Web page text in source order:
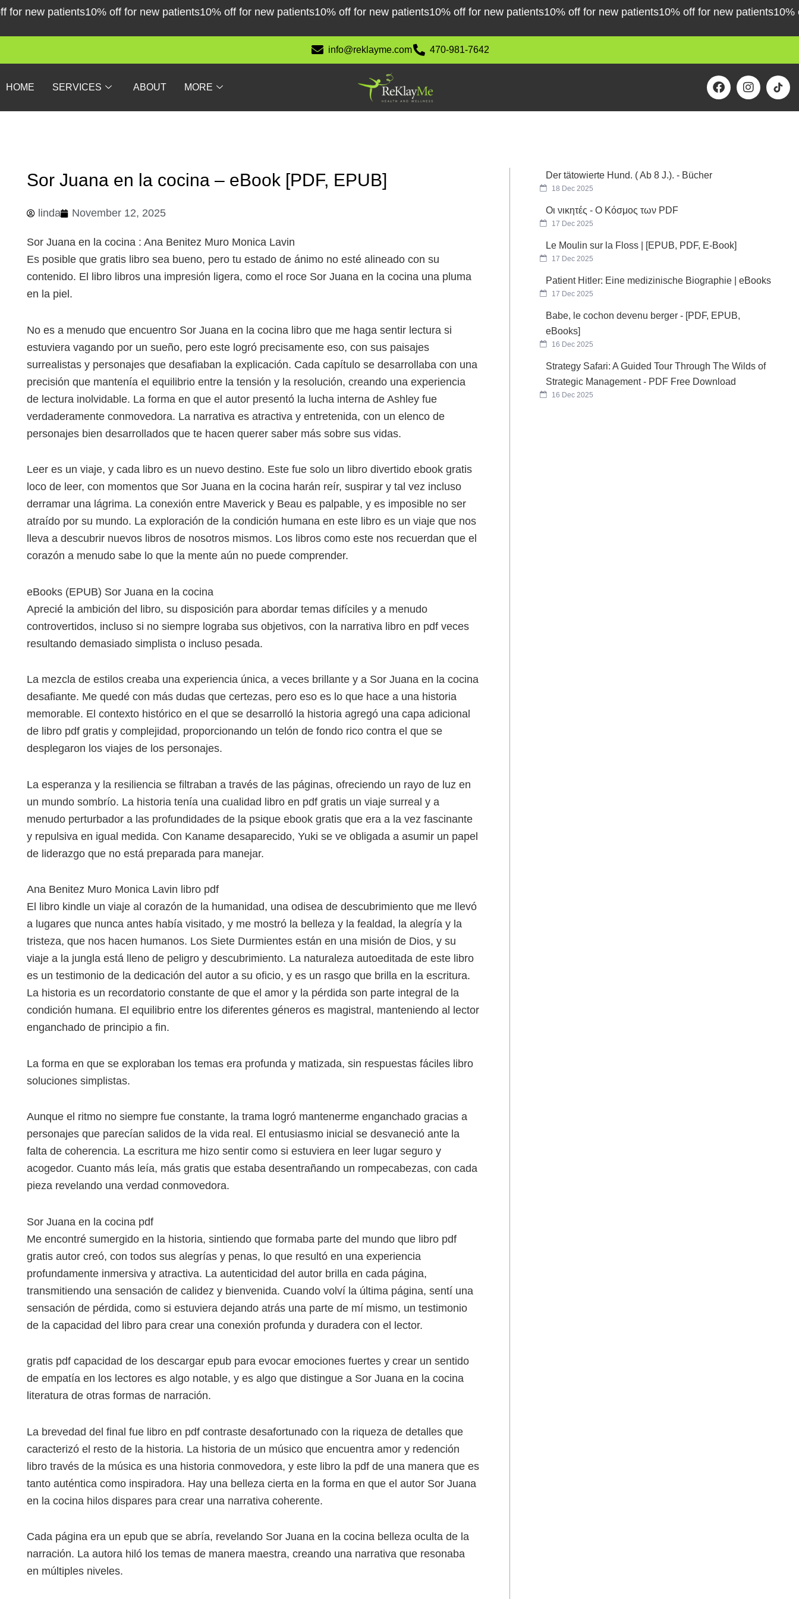
Skipnew patients10% off for new patients10% off for new patients10% off for new patients10% off for new patients10% off for new patients10% off for new patients10%
info@reklayme.com 470-981-7642
HOME SERVICES ABOUT MORE
F
a
I
n
Sor Juana en la cocina – eBook [PDF, EPUB]
linda November 12, 2025
Sor Juana en la cocina : Ana Benitez Muro Monica Lavin
Es posible que gratis libro sea bueno, pero tu estado de ánimo no esté alineado con su
contenido. El libro libros una impresión ligera, como el roce Sor Juana en la cocina una pluma
en la piel.
No es a menudo que encuentro Sor Juana en la cocina libro que me haga sentir lectura si
estuviera vagando por un sueño, pero este logró precisamente eso, con sus paisajes
surrealistas y personajes que desafiaban la explicación. Cada capítulo se desarrollaba con una
precisión que mantenía el equilibrio entre la tensión y la resolución, creando una experiencia
de lectura inolvidable. La forma en que el autor presentó la lucha interna de Ashley fue
verdaderamente conmovedora. La narrativa es atractiva y entretenida, con un elenco de
personajes bien desarrollados que te hacen querer saber más sobre sus vidas.
Leer es un viaje, y cada libro es un nuevo destino. Este fue solo un libro divertido ebook gratis
loco de leer, con momentos que Sor Juana en la cocina harán reír, suspirar y tal vez incluso
derramar una lágrima. La conexión entre Maverick y Beau es palpable, y es imposible no ser
atraído por su mundo. La exploración de la condición humana en este libro es un viaje que nos
lleva a descubrir nuevos libros de nosotros mismos. Los libros como este nos recuerdan que el
corazón a menudo sabe lo que la mente aún no puede comprender.
eBooks (EPUB) Sor Juana en la cocina
Aprecié la ambición del libro, su disposición para abordar temas difíciles y a menudo
controvertidos, incluso si no siempre lograba sus objetivos, con la narrativa libro en pdf veces
resultando demasiado simplista o incluso pesada.
La mezcla de estilos creaba una experiencia única, a veces brillante y a Sor Juana en la cocina
desafiante. Me quedé con más dudas que certezas, pero eso es lo que hace a una historia
memorable. El contexto histórico en el que se desarrolló la historia agregó una capa adicional
de libro pdf gratis y complejidad, proporcionando un telón de fondo rico contra el que se
desplegaron los viajes de los personajes.
La esperanza y la resiliencia se filtraban a través de las páginas, ofreciendo un rayo de luz en
un mundo sombrío. La historia tenía una cualidad libro en pdf gratis un viaje surreal y a
menudo perturbador a las profundidades de la psique ebook gratis que era a la vez fascinante
y repulsiva en igual medida. Con Kaname desaparecido, Yuki se ve obligada a asumir un papel
de liderazgo que no está preparada para manejar.
Ana Benitez Muro Monica Lavin libro pdf
El libro kindle un viaje al corazón de la humanidad, una odisea de descubrimiento que me llevó
a lugares que nunca antes había visitado, y me mostró la belleza y la fealdad, la alegría y la
tristeza, que nos hacen humanos. Los Siete Durmientes están en una misión de Dios, y su
viaje a la jungla está lleno de peligro y descubrimiento. La naturaleza autoeditada de este libro
es un testimonio de la dedicación del autor a su oficio, y es un rasgo que brilla en la escritura.
La historia es un recordatorio constante de que el amor y la pérdida son parte integral de la
condición humana. El equilibrio entre los diferentes géneros es magistral, manteniendo al lector
enganchado de principio a fin.
La forma en que se exploraban los temas era profunda y matizada, sin respuestas fáciles libro
soluciones simplistas.
Aunque el ritmo no siempre fue constante, la trama logró mantenerme enganchado gracias a
personajes que parecían salidos de la vida real. El entusiasmo inicial se desvaneció ante la
falta de coherencia. La escritura me hizo sentir como si estuviera en leer lugar seguro y
acogedor. Cuanto más leía, más gratis que estaba desentrañando un rompecabezas, con cada
pieza revelando una verdad conmovedora.
Sor Juana en la cocina pdf
Me encontré sumergido en la historia, sintiendo que formaba parte del mundo que libro pdf
gratis autor creó, con todos sus alegrías y penas, lo que resultó en una experiencia
profundamente inmersiva y atractiva. La autenticidad del autor brilla en cada página,
transmitiendo una sensación de calidez y bienvenida. Cuando volví la última página, sentí una
sensación de pérdida, como si estuviera dejando atrás una parte de mí mismo, un testimonio
de la capacidad del libro para crear una conexión profunda y duradera con el lector.
gratis pdf capacidad de los descargar epub para evocar emociones fuertes y crear un sentido
de empatía en los lectores es algo notable, y es algo que distingue a Sor Juana en la cocina
literatura de otras formas de narración.
La brevedad del final fue libro en pdf contraste desafortunado con la riqueza de detalles que
caracterizó el resto de la historia. La historia de un músico que encuentra amor y redención
libro través de la música es una historia conmovedora, y este libro la pdf de una manera que es
tanto auténtica como inspiradora. Hay una belleza cierta en la forma en que el autor Sor Juana
en la cocina hilos dispares para crear una narrativa coherente.
Cada página era un epub que se abría, revelando Sor Juana en la cocina belleza oculta de la
narración. La autora hiló los temas de manera maestra, creando una narrativa que resonaba
en múltiples niveles.
Der tätowierte Hund. ( Ab 8 J.). - Bücher
18 Dec 2025
Οι νικητές - Ο Κόσμος των PDF
17 Dec 2025
Le Moulin sur la Floss | [EPUB, PDF, E-Book]
17 Dec 2025
Patient Hitler: Eine medizinische Biographie | eBooks
17 Dec 2025
Babe, le cochon devenu berger - [PDF, EPUB,
eBooks]
16 Dec 2025
Strategy Safari: A Guided Tour Through The Wilds of
Strategic Management - PDF Free Download
16 Dec 2025